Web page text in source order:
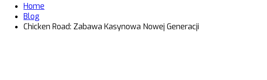
Home
Blog
Chicken Road: Zabawa Kasynowa Nowej Generacji